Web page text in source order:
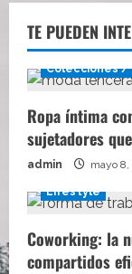
TE PUEDEN
Colecciones /
Ropa íntima
sujetadores
admin mayo
Lifestyle
Coworking: la
compartidos